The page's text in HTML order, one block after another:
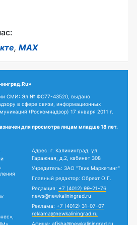
, MAX
СМИ: Эл № ФС77-43520, выдано
в сфере связи, информационных
(Роскомнадзор) 17 января 2011 г.
для просмотра лицам младше 18 лет.
Адрес: г. Калининград, ул.
Гаражная, д.2, кабинет 308
Учредитель: ЗАО "Твик Маркетинг"
Главный редактор: Обрехт О.Г.
Редакция: +7 (4012) 99-21-76
news@newkaliningrad.ru
Реклама: +7 (4012) 31-07-07
reklama@newkaliningrad.ru
Афиша: afisha@newkaliningrad.ru